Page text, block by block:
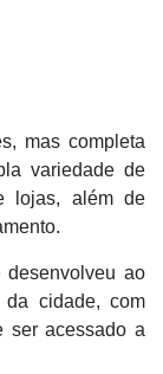
mas completa
variedade de
lojas, além de
desenvolveu ao
cidade, com
ser acessado a